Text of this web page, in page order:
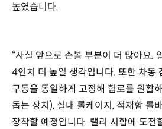
높였습니다.
“사실 앞으로 손볼 부분이 더 많아요.
4인치 더 높일 생각입니다. 또한 차동
구동을 동일하게 고정해 험로를 원활
돕는 장치), 실내 롤케이지, 적재함 롤
장착할 예정입니다. 랠리 시합에 도전